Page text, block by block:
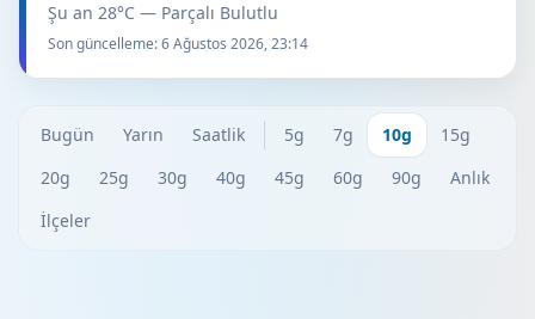
Şu an 28°C — Parçalı Bulutlu
Son güncelleme:6 Ağustos 2026, 23:14
Bugün Yarın Saatlik 5g 7g 10g
15g
20g
25g 30g 40g 45g 60g 90g
Anlık
İlçeler